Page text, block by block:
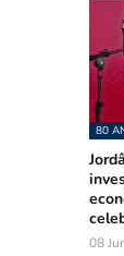
80
08